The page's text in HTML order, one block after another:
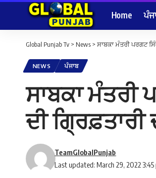
Home
Global Punjab Tv > News > ਸਾਬਕਾ ਮੰਤਰੀ ਪਰਗਟ
NEWS ਪੰਜਾਬ
ਸਾਬਕਾ ਮੰਤਰੀ
ਦੀ ਗ੍ਰਿਫ਼ਤਾਰੀ
Last updated: March 29, 2022 3:45
TeamGlobalPunjab